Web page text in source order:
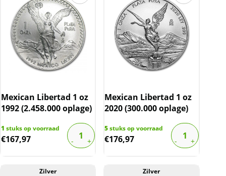
Mexican Libertad 1 oz
1992 (2.458.000 oplage)
1 stuks op voorraad
€167,97
Mexican Libertad 1 oz
2020 (300.000 oplage)
5stuks op voorraad
€176,97
Zilver Zilver